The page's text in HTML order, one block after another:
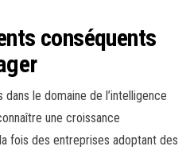
conséquents
le domaine de l’intelligence
une croissance
fois des entreprises adoptant des